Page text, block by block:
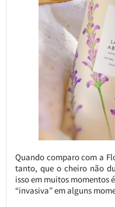
Quando comparo com a
tanto, que o cheiro não
isso em muitos momentos
“invasiva” em alguns